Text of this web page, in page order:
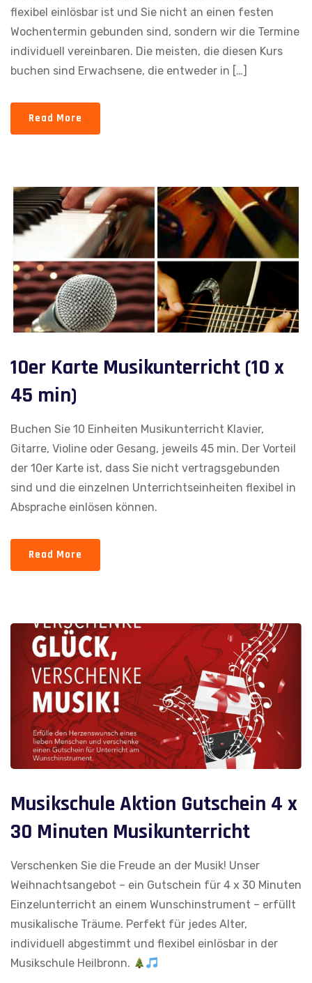
flexibel einlösbar ist und Sie nicht an einen festen
Wochentermin gebunden sind, sondern wir die Termine
individuell vereinbaren. Die meisten, die diesen Kurs
buchen sind Erwachsene, die entweder in […]
Read More
10er Karte Musikunterricht (10 x
45 min)
Buchen Sie 10 Einheiten Musikunterricht Klavier,
Gitarre, Violine oder Gesang, jeweils 45 min. Der Vorteil
der 10er Karte ist, dass Sie nicht vertragsgebunden
sind und die einzelnen Unterrichtseinheiten flexibel in
Absprache einlösen können.
Read More
Musikschule Aktion Gutschein 4 x
30 Minuten Musikunterricht
Verschenken Sie die Freude an der Musik! Unser
Weihnachtsangebot – ein Gutschein für 4 x 30 Minuten
Einzelunterricht an einem Wunschinstrument – erfüllt
musikalische Träume. Perfekt für jedes Alter,
individuell abgestimmt und flexibel einlösbar in der
Musikschule Heilbronn.